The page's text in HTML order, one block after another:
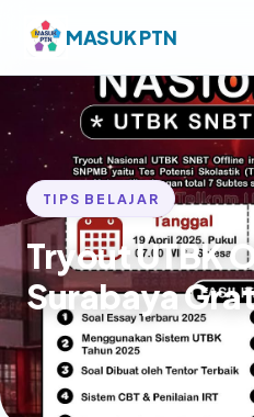
MASUK PTN
TIPS BELAJAR
Tryout UTBK
Surabaya